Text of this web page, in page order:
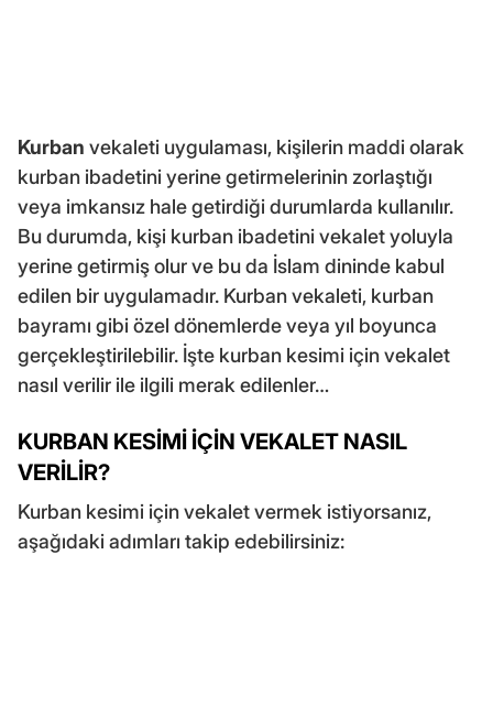
Kurban vekaleti uygulaması, kişilerin maddi olarak
kurban ibadetini yerine getirmelerinin zorlaştığı
veya imkansız hale getirdiği durumlarda kullanılır.
Bu durumda, kişi kurban ibadetini vekalet yoluyla
yerine getirmiş olur ve bu da İslam dininde kabul
edilen bir uygulamadır. Kurban vekaleti, kurban
bayramı gibi özel dönemlerde veya yıl boyunca
gerçekleştirilebilir. İşte kurban kesimi için vekalet
nasıl verilir ile ilgili merak edilenler…
KURBAN KESİMİ İÇİN VEKALET NASIL
VERİLİR?
Kurban kesimi için vekalet vermek istiyorsanız,
aşağıdaki adımları takip edebilirsiniz: